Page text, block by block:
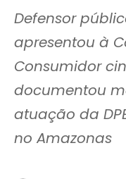
Defensor
apresentou à
Consumidor
documentou
atuação da
no Amazonas